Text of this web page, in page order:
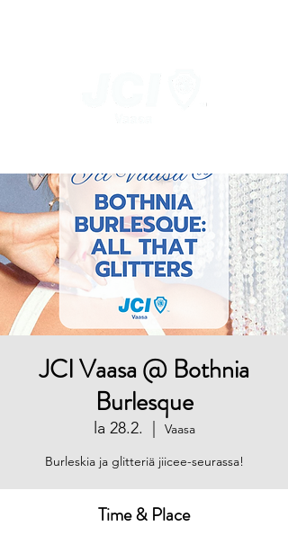
JCI Vaasa @ Bothnia
Burlesque
la 28.2.
Vaasa
Burleskia ja glitteriä jiicee-seurassa!
Time & Place